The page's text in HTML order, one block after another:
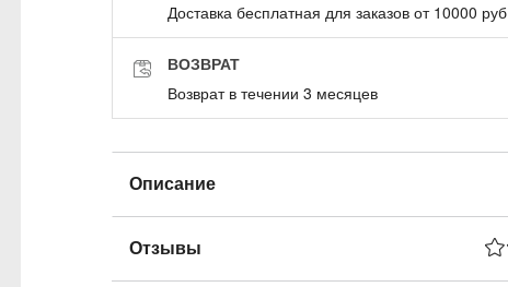
Доставка бесплатная для заказов от 10000 руб
ВОЗВРАТ
Возврат в течении 3 месяцев
Описание
Отзывы